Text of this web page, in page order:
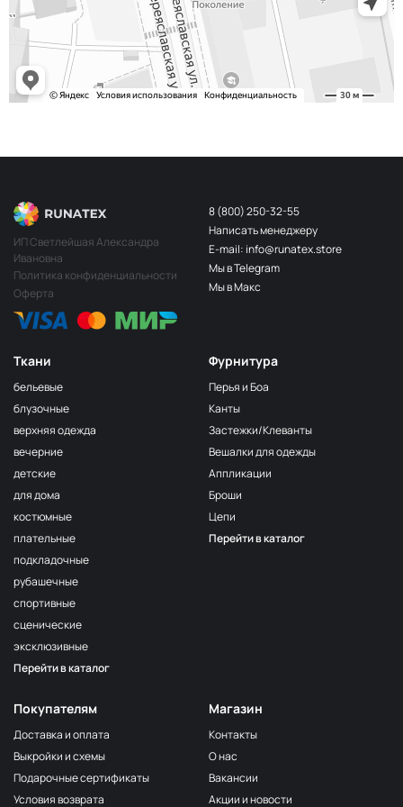
243/2
2Бл.Бирюзовый МП-20-243/2
S248
Св.Бирюза
2400000683254
203/3
3Т.Бирюзовый
МП-20-203/3
(Т.Бирюзовый)
МП-20-198
2Т.Бирюзовый
МП-20-203/2
1Св.Бирюзовый
Аквамарин(Т.Бирюзовый)
МП-20-245
F222/2
волна
МП-20-F222/2
МП-20-F222/3
F257 Аквамарин
МП-20-F257
203/1
1Т.Бирюзовый
F254 Лагуна
4Св.Бирюзовый
F224/2
2Океанская
309/1 1Т.Серый
МП-20-309/1
F206 Бл.Бирюза
МП-20-F206
F321/1 Океан
МП-20-F321/1
191/2
Ткани
бельевые
блузочные
верхняя одежда
вечерние
детские
для дома
костюмные
плательные
подкладочные
рубашечные
спортивные
сценические
эксклюзивные
Перейти в каталог
Фурнитура
Перья и Боа
Канты
Застежки/Клеванты
Вешалки для одежды
Аппликации
Броши
Цепи
Перейти в каталог
Покупателям
Доставка и оплата
Выкройки и схемы
Подарочные сертификаты
Условия возврата
Магазин
Контакты
О нас
Вакансии
Акции и новости
ИП Светлейшая Александра
Ивановна
Политика конфиденциальности
Оферта
8 (800) 250-32-55
Написать менеджеру
E-mail: info@runatex.store
Мы в Telegram
Мы в Макс